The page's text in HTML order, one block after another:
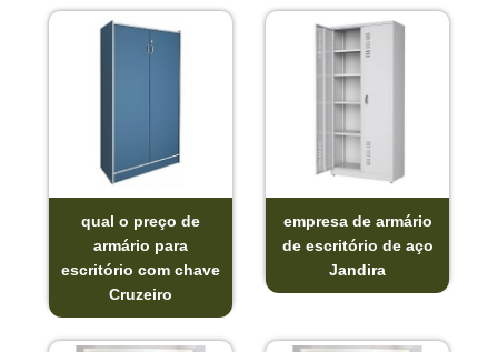
qual o preço de
armário para
escritório com chave
Cruzeiro
empresa de armário
de escritório de aço
Jandira